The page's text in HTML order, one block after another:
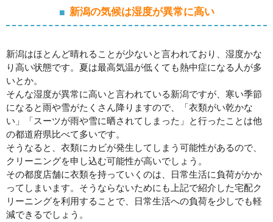
新潟の気候は湿度が異常に高い
新潟はほとんど晴れることが少ないと言われており、湿度かな
り高い状態です。夏は最高気温が低くても熱中症になる人が多
いとか。
そんな湿度が異常に高いと言われている新潟ですが、寒い季節
になると雨や雪がたくさん降りますので、「衣類がい乾かな
い」「スーツが雨や雪に晒されてしまった」と行ったことは他
の都道府県比べて多いです。
そうなると、衣類にカビが発生してしまう可能性があるので、
クリーニングを申し込む可能性が高いでしょう。
その都度店舗に衣類を持っていくのは、日常生活に負荷がかか
ってしまいます。そうならないためにも上記で紹介した宅配ク
リーニングを利用することで、日常生活への負荷を少しでも軽
減できるでしょう。